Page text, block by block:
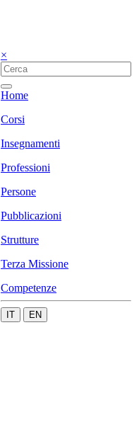
×
Home
Corsi
Insegnamenti
Professioni
Persone
Pubblicazioni
Strutture
Terza Missione
Competenze
IT EN